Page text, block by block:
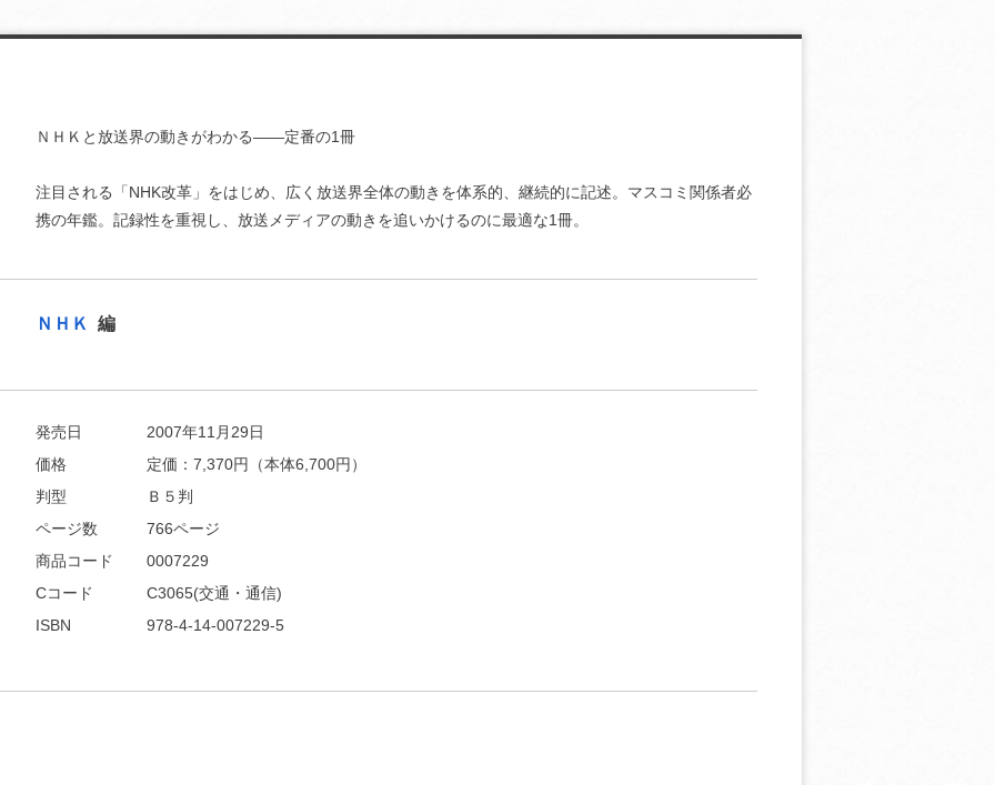
他にも商品を買う
ＮＨＫと放送界の動きがわかる――定番の1冊
注目される「NHK改革」をはじめ、広く放送界全体の動きを体系的、継続的に記述。マスコミ関係者必
携の年鑑。記録性を重視し、放送メディアの動きを追いかけるのに最適な1冊。
ＮＨＫ 編
発売日
2007年11月29日
価格
定価： 7,370円（本体6,700円）
判型
Ｂ５判
ページ数
766ページ
商品コード
0007229
Cコード
C3065(交通・通信)
ISBN
978-4-14-007229-5